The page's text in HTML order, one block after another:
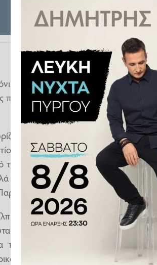
αναλύει με κωδικούς
ξεχώρισε η συντακτική ομάδα του
από το ποδοσφαιρικό κουπόνι πάμε
Ράγιο Βαγιεκάνο στη Λειψία της
και... δεύτερο φετινό, μετά το
και ενόψει του τελικού του Σαββάτου
Σεν Ζερμέν.
της πατρίδας μας στην Κροατία,
αγωνιστική των ομίλων του Κόπα
μεγάλο ενδιαφέρον και
ποδοσφαίρου.